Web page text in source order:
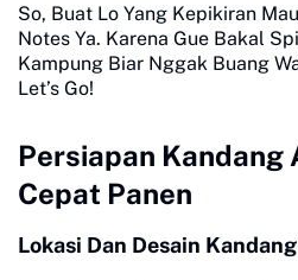
So, Buat Lo Yang Kepikiran
Notes Ya. Karena Gue Bakal
Kampung Biar Nggak Buang
Let’s Go!
Persiapan Kandang
Cepat Panen
Lokasi Dan Desain Kandang